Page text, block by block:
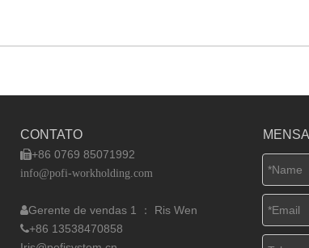
CONTATO
+86 0769 85071992
info@pofi-workholding.com
Gerente de vendas 1 ： Ris Wen
+86 13538470858